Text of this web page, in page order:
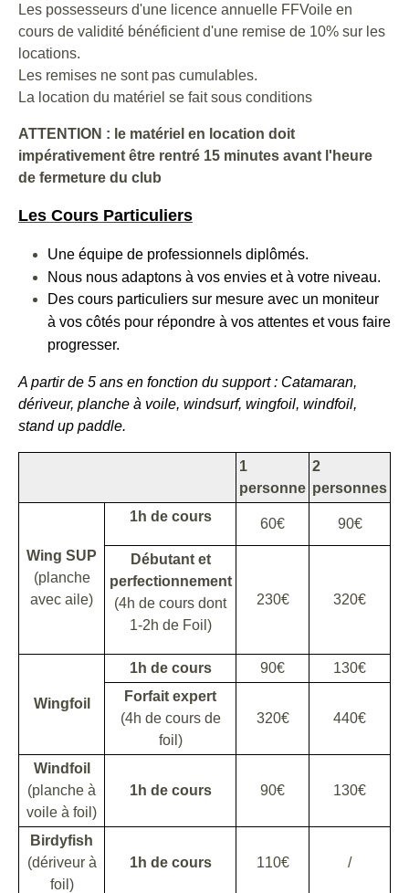
Les possesseurs d'une licence annuelle FFVoile en
cours de validité bénéficient d'une remise de 10% sur les
locations.
Les remises ne sont pas cumulables.
La location du matériel se fait sous conditions
ATTENTION : le matériel en location doit
impérativement être rentré 15 minutes avant l'heure
de fermeture du club
Les Cours Particuliers
Une équipe de professionnels diplômés.
Nous nous adaptons à vos envies et à votre niveau.
Des cours particuliers sur mesure avec un moniteur
à vos côtés pour répondre à vos attentes et vous faire
progresser.
A partir de 5 ans en fonction du support : Catamaran,
dériveur, planche à voile, windsurf, wingfoil, windfoil,
stand up paddle.
1
personne
2
personnes
Wing SUP
(planche
avec aile)
1h de cours 60€ 90€
Débutant et
perfectionnement
(4h de cours dont
1-2h de Foil)
230€ 320€
Wingfoil
1h de cours 90€
130€
Forfait expert
(4h de cours de
foil)
320€ 440€
Windfoil
(planche à
voile à foil)
1h de cours 90€ 130€
Birdyfish
(dériveur à
foil)
1h de cours 110€ /